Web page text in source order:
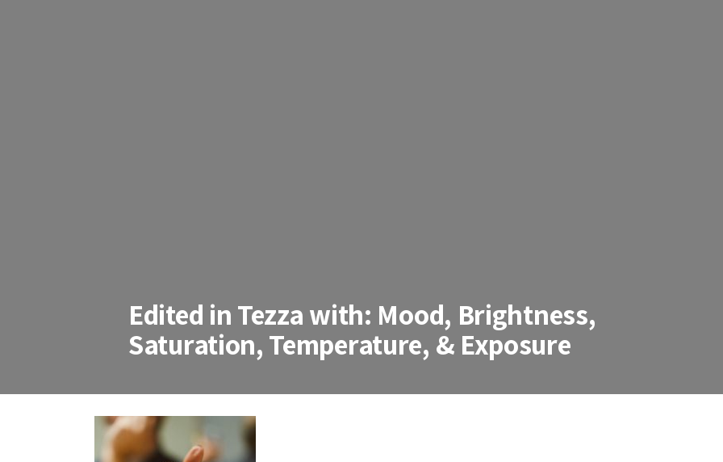
Edited in Tezza with: Mood, Brightness,
Saturation, Temperature, & Exposure
Edited in Tezza with: Mood, Brightness, Saturation,